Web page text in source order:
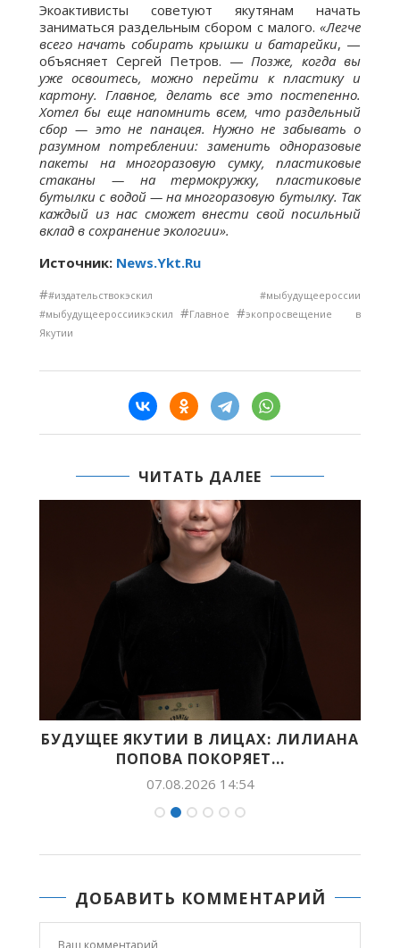
Экоактивисты советуют якутянам начать
заниматься раздельным сбором с малого. «Легче
всего начать собирать крышки и батарейки, —
объясняет Сергей Петров. —Позже, когда вы
уже освоитесь, можно перейти к пластику и
картону. Главное, делать все это постепенно.
Хотел бы еще напомнить всем, что раздельный
сбор — это не панацея. Нужно не забывать о
разумном потреблении: заменить одноразовые
пакеты на многоразовую сумку, пластиковые
стаканы — на термокружку, пластиковые
бутылки с водой — на многоразовую бутылку. Так
каждый из нас сможет внести свой посильный
вклад в сохранение экологии».
Источник: News.Ykt.Ru
##издательствокэскил #мыбудущеероссии
#мыбудущеероссиикэскил #Главное #экопросвещение в
Якутии
ЧИТАТЬ ДАЛЕЕ
БУДУЩЕЕ ЯКУТИИ В ЛИЦАХ: ЛИЛИАНА
ПОПОВА ПОКОРЯЕТ...
07.08.2026 14:54
ДОБАВИТЬ КОММЕНТАРИЙ